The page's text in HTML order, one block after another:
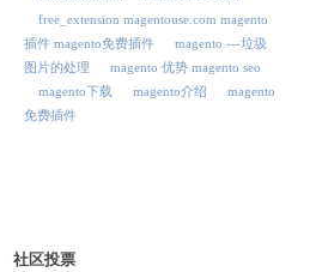
free_extension magentouse.com magento
插件 magento免费插件
magento ---垃圾
图片的处理
magento 优势 magento seo
magento下载
magento介绍
magento
免费插件
社区投票